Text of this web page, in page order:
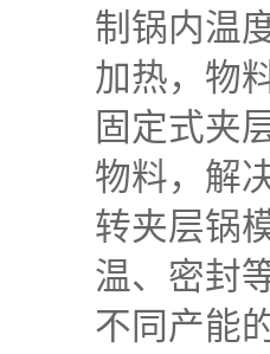
制锅内温
加热，物
固定式夹
物料，解
转夹层锅
温、密封
不同产能